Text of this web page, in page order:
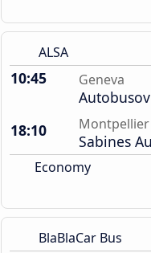
ALSA
10:45 Geneva
18:10
Montpellier
Sabines
Economy
BlaBlaCar Bus